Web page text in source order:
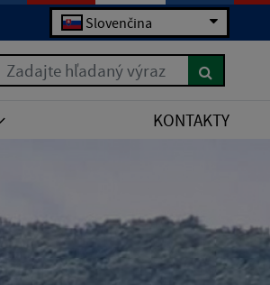
Slovenčina
Zadajte hľadaný výraz
KONTAKTY